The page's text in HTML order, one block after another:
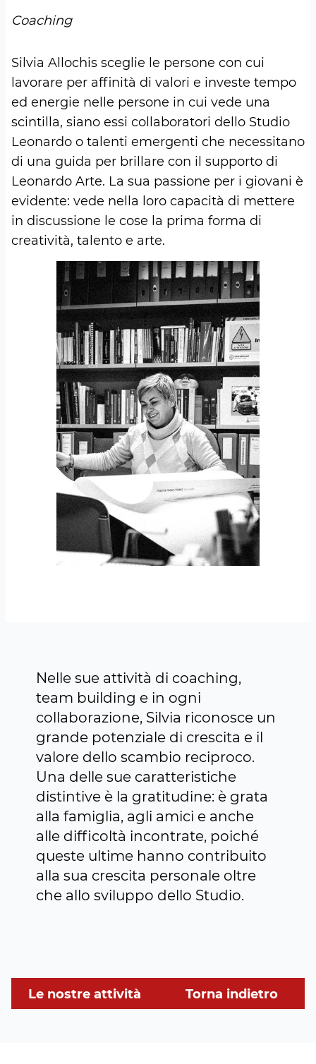
Coaching
Silvia Allochis sceglie le persone con cui
lavorare per affinità di valori e investe tempo
ed energie nelle persone in cui vede una
scintilla, siano essi collaboratori dello Studio
Leonardo o talenti emergenti che necessitano
di una guida per brillare con il supporto di
Leonardo Arte. La sua passione per i giovani è
evidente: vede nella loro capacità di mettere
in discussione le cose la prima forma di
creatività, talento e arte.
Nelle sue attività di coaching,
team building e in ogni
collaborazione, Silvia riconosce un
grande potenziale di crescita e il
valore dello scambio reciproco.
Una delle sue caratteristiche
distintive è la gratitudine: è grata
alla famiglia, agli amici e anche
alle difficoltà incontrate, poiché
queste ultime hanno contribuito
alla sua crescita personale oltre
che allo sviluppo dello Studio.
Le nostre attività Torna indietro